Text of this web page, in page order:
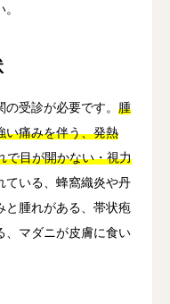
受診が必要です。 腫
い痛みを伴う、発熱
で目が開かない・視力
ている、蜂窩織炎や丹
と腫れがある、帯状疱
、マダニが皮膚に食い